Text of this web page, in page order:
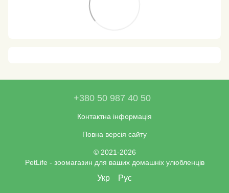
+380 50 987 40 50
Контактна інформація
Повна версія сайту
© 2021-2026
PetLife - зоомагазин для ваших домашніх улюбленців
Укр Рус